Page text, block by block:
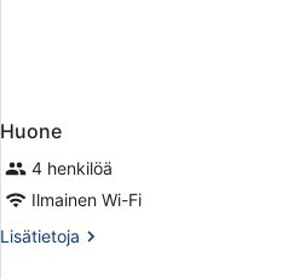
Huone
4 henkilöä
Ilmainen Wi-Fi
Lisätietoja
Lisätietoja